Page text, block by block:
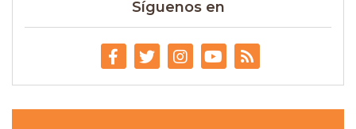
Síguenos en